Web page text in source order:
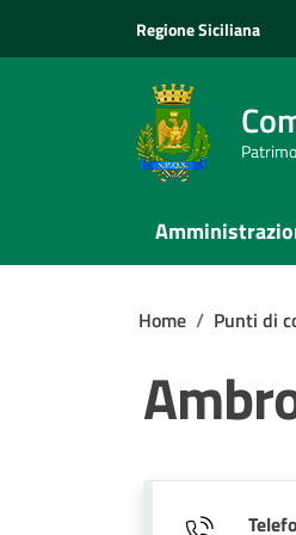
Regione Siciliana
Home / Punti di